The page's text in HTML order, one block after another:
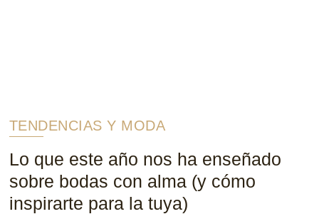
TENDENCIAS Y MODA
Lo que este año nos ha enseñado
sobre bodas con alma (y cómo
inspirarte para la tuya)